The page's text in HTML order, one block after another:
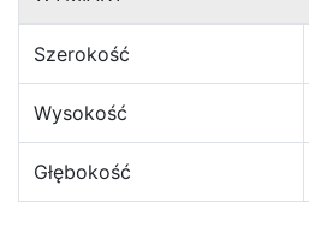
kształcie
litery
Narożniki
w
Szerokość
Wysokość
Głębokość